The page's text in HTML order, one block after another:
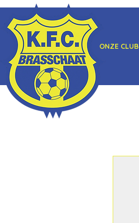
ONZE CLUB